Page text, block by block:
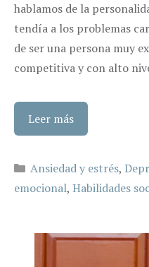
hablamos de la
tendía a los problemas
de ser una persona muy
competitiva y con alto
Leer más
Categorías
Ansiedad y estrés,
emocional, Habilidades